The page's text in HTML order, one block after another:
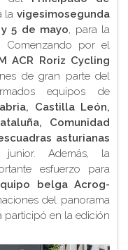
la vigesimosegunda
5 de mayo, para la
Comenzando por el
ACR Roriz Cycling
de gran parte del
equipos de
Castilla León,
Comunidad
asturianas
Además, la
esfuerzo para
belga Acrog-
del panorama
participó en la edición